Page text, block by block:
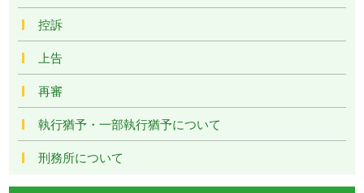
控訴
上告
再審
執行猶予・一部執行猶予について
刑務所について